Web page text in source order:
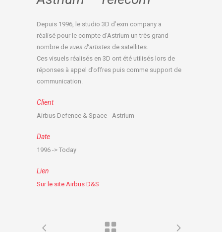
Depuis 1996, le studio 3D d’exm company a
réalisé pour le compte d’Astrium un très grand
nombre de vues d’artistes de satellites.
Ces visuels réalisés en 3D ont été utilisés lors de
réponses à appel d’offres puis comme support de
communication.
Client
Airbus Defence & Space - Astrium
Date
1996 -> Today
Lien
Sur le site Airbus D&S